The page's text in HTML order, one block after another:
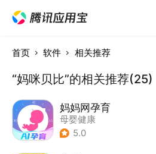
首页 软件 相关推荐
“妈咪贝比”的相关推荐(25)
妈妈网孕育
母婴健康
5.0